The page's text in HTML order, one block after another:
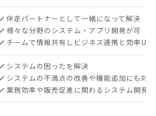
伴走パートナーとして一緒になって解決
様々な分野のシステム・アプリ開発が可
チームで情報共有しビジネス連携と効率UP
システムの困ったを解決
システムの不満点の改善や機能追加にも対応
業務効率や販売促進に関わるシステム開発